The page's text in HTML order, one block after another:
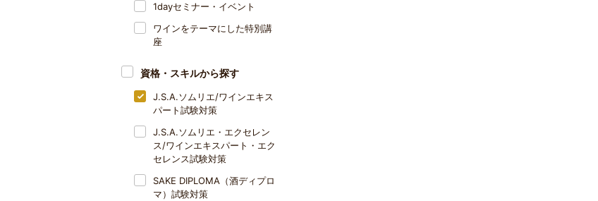
1dayセミナー・イベント
ワインをテーマにした特別講
座
資格・スキルから探す
J.S.A.ソムリエ/ワインエキス
パート試験対策
J.S.A.ソムリエ・エクセレン
ス/ワインエキスパート・エク
セレンス試験対策
SAKE DIPLOMA（酒ディプロ
マ）試験対策